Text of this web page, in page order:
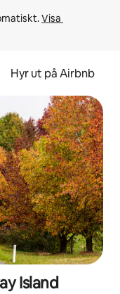
Visa
Hyr ut på Airbnb
Island